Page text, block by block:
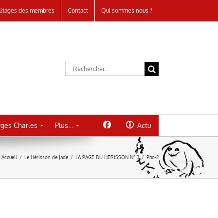
des membres Contact Qui sommes nous ?
Rechercher:
Charles Plus… Actu
Accueil / Le Hérisson de Jade / LA PAGE DU HERISSON N° 3 / Pho-2